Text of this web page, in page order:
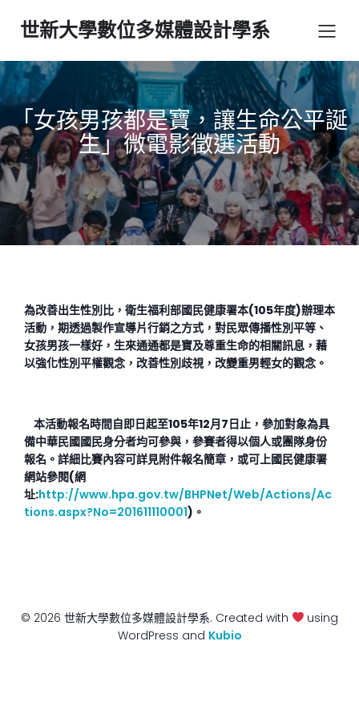
世新大學數位多媒體設計學系
「女孩男孩都是寶，讓生命公平誕
生」微電影徵選活動
為改善出生性別比，衛生福利部國民健康署本(105年度)辦理本
活動，期透過製作宣導片行銷之方式，對民眾傳播性別平等、
女孩男孩一樣好，生來通通都是寶及尊重生命的相關訊息，藉
以強化性別平權觀念，改善性別歧視，改變重男輕女的觀念。
本活動報名時間自即日起至105年12月7日止，參加對象為具
備中華民國國民身分者均可參與，參賽者得以個人或團隊身份
報名。詳細比賽內容可詳見附件報名簡章，或可上國民健康署
網站參閱(網
址:http://www.hpa.gov.tw/BHPNet/Web/Actions/Ac
tions.aspx?No=201611110001) 。
© 2026 世新大學數位多媒體設計學系. Created with
using
WordPress and Kubio